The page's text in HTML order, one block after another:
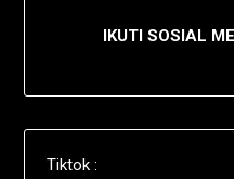
IKUTI SOSIAL
Tiktok :